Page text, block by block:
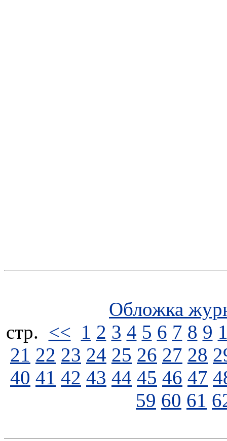
Обложка
стp. << 1 2 3 4 5 6 7 8 9
21 22 23 24 25 26 27 28
40 41 42 43 44 45 46 47
59 60 61